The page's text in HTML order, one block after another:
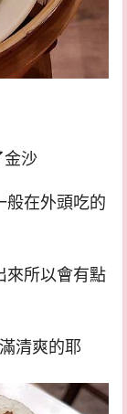
金沙
般在外頭吃的
來所以會有點
清爽的耶